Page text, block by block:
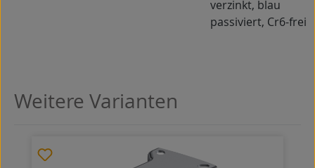
verzinkt, blau
passiviert, Cr6-frei
Produktgalerie überspringen
Weitere Varianten